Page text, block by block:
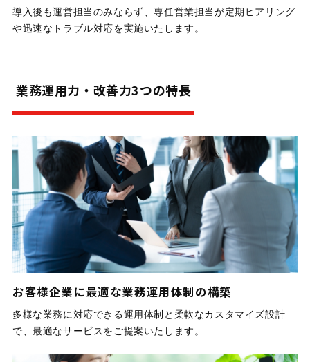
導入後も運営担当のみならず、専任営業担当が定期ヒアリング
や迅速なトラブル対応を実施いたします。
業務運用力・改善力3つの特長
お客様企業に最適な業務運用体制の構築
多様な業務に対応できる運用体制と柔軟なカスタマイズ設計
で、最適なサービスをご提案いたします。